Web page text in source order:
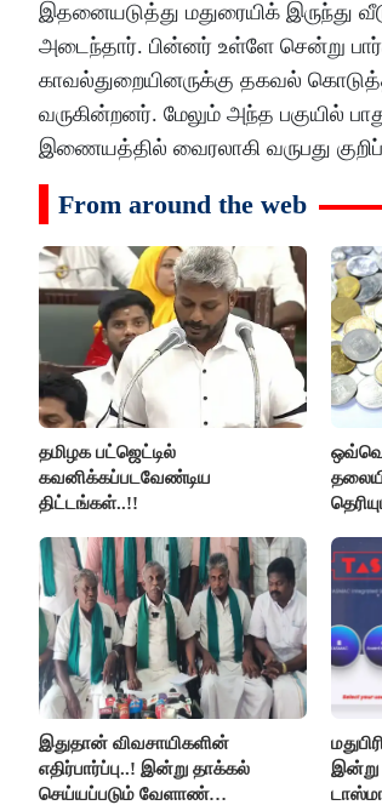
இதனையடுத்து மதுரையிக் இருந்து
அடைந்தார். பின்னர் உள்ளே சென்று
காவல்துறையினருக்கு தகவல்
வருகின்றனர். மேலும் அந்த பகுயில்
இணையத்தில் வைரலாகி வருபது
From around the web
தமிழக பட்ஜெட்டில்
கவனிக்கப்படவேண்டிய
திட்டங்கள்..!!
இதுதான் விவசாயிகளின்
எதிர்பார்ப்பு..! இன்று தாக்கல்
செய்யப்படும் வேளாண்